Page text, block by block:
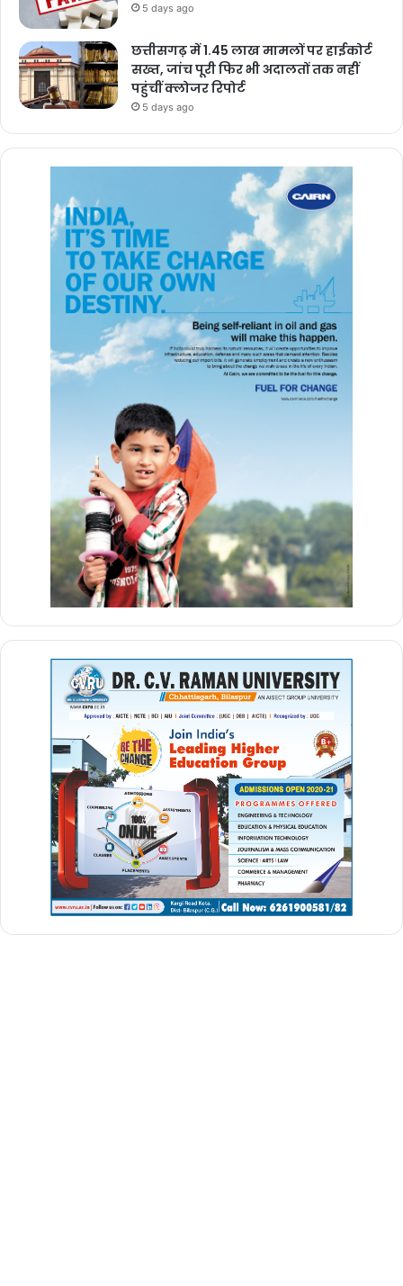
5 days ago
छत्तीसगढ़ में 1.45 लाख मामलों पर हाईकोर्ट
सख्त, जांच पूरी फिर भी अदालतों तक नहीं
पहुंचीं क्लोजर रिपोर्ट
5 days ago